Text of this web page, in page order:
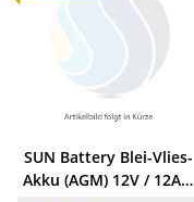
SUN Battery Blei-Vlies-
Akku (AGM) 12V / 12Ah,